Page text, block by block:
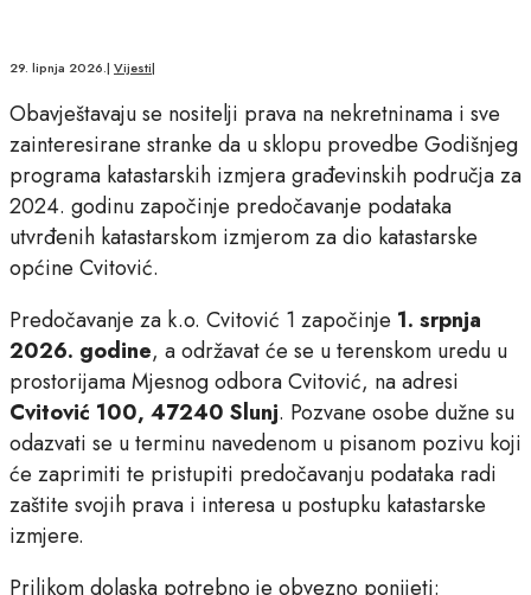
29. lipnja 2026.| Vijesti|
Obavještavaju se nositelji prava na nekretninama i sve
zainteresirane stranke da u sklopu provedbe Godišnjeg
programa katastarskih izmjera građevinskih područja za
2024. godinu započinje predočavanje podataka
utvrđenih katastarskom izmjerom za dio katastarske
općine Cvitović.
Predočavanje za k.o. Cvitović 1 započinje 1. srpnja
2026. godine, a održavat će se u terenskom uredu u
prostorijama Mjesnog odbora Cvitović, na adresi
Cvitović 100, 47240 Slunj. Pozvane osobe dužne su
odazvati se u terminu navedenom u pisanom pozivu koji
će zaprimiti te pristupiti predočavanju podataka radi
zaštite svojih prava i interesa u postupku katastarske
izmjere.
Prilikom dolaska potrebno je obvezno ponijeti: